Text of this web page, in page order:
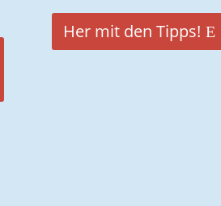
Her mit den Tipps!